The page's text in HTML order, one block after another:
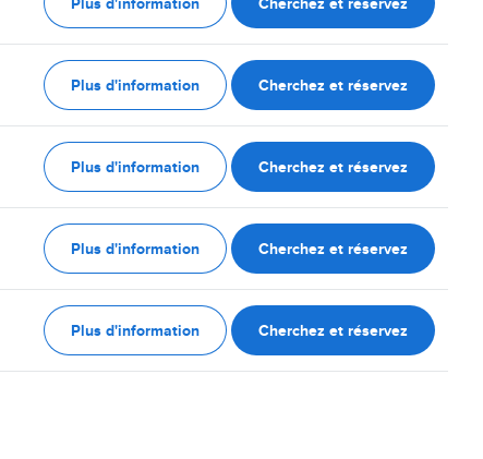
Plus d'information Cherchez et réservez
Plus d'information Cherchez et réservez
Plus d'information Cherchez et réservez
Plus d'information Cherchez et réservez